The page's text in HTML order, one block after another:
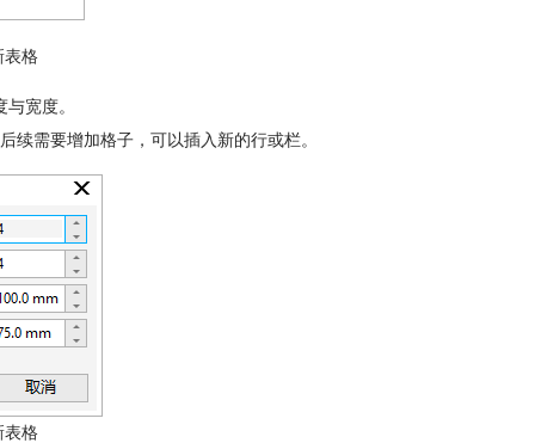
表格
宽度。
续需要增加格子，可以插入新的行或栏。
表格